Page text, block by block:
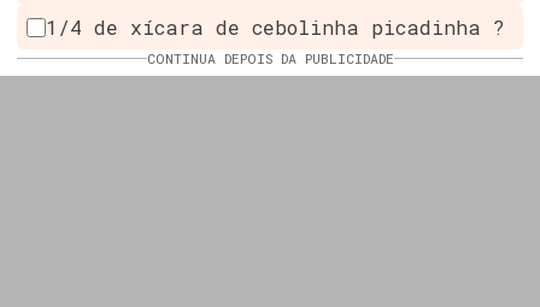
1/4 de xícara de cebolinha picadinha ?
CONTINUA DEPOIS DA PUBLICIDADE